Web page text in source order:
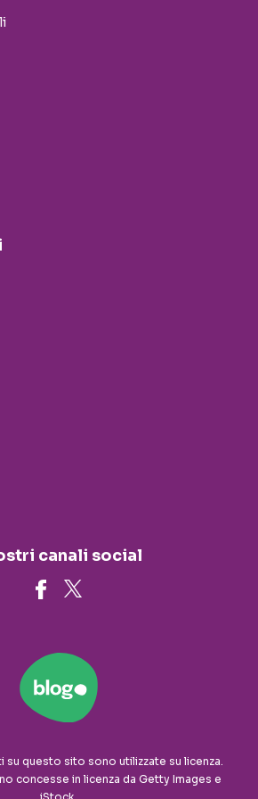
canali social
su questo sito sono utilizzate su licenza.
concesse in licenza da Getty Images e